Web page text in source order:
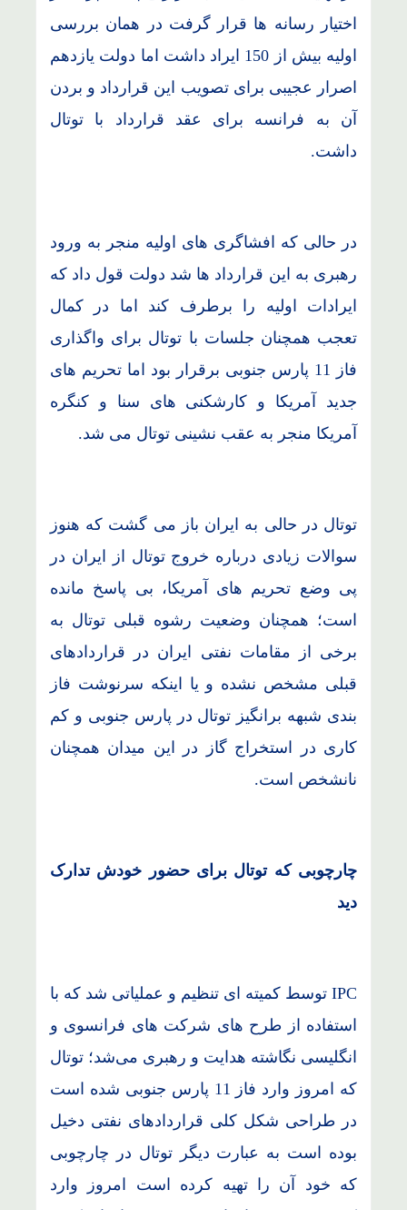
اختیار رسانه ها قرار گرفت در همان بررسی
اولیه بیش از 150 ایراد داشت اما دولت یازدهم
اصرار عجیبی برای تصویب این قرارداد و بردن
آن به فرانسه برای عقد قرارداد با توتال
داشت.
در حالی که افشاگری های اولیه منجر به ورود
رهبری به این قرارداد ها شد دولت قول داد که
ایرادات اولیه را برطرف کند اما در کمال
تعجب همچنان جلسات با توتال برای واگذاری
فاز 11 پارس جنوبی برقرار بود اما تحریم های
جدید آمریکا و کارشکنی های سنا و کنگره
آمریکا منجر به عقب نشینی توتال می شد.
توتال در حالی به ایران باز می گشت که هنوز
سوالات زیادی درباره خروج توتال از ایران در
پی وضع تحریم های آمریکا، بی پاسخ مانده
است؛ همچنان وضعیت رشوه قبلی توتال به
برخی از مقامات نفتی ایران در قراردادهای
قبلی مشخص نشده و یا اینکه سرنوشت فاز
بندی شبهه برانگیز توتال در پارس جنوبی و کم
کاری در استخراج گاز در این میدان همچنان
نانشخص است.
چارچوبی که توتال برای حضور خودش تدارک
دید
IPC توسط کمیته ای تنظیم و عملیاتی شد که با
استفاده از طرح های شرکت های فرانسوی و
انگلیسی نگاشته هدایت و رهبری می‌شد؛ توتال
که امروز وارد فاز 11 پارس جنوبی شده است
در طراحی شکل کلی قراردادهای نفتی دخیل
بوده است به عبارت دیگر توتال در چارچوبی
که خود آن را تهیه کرده است امروز وارد